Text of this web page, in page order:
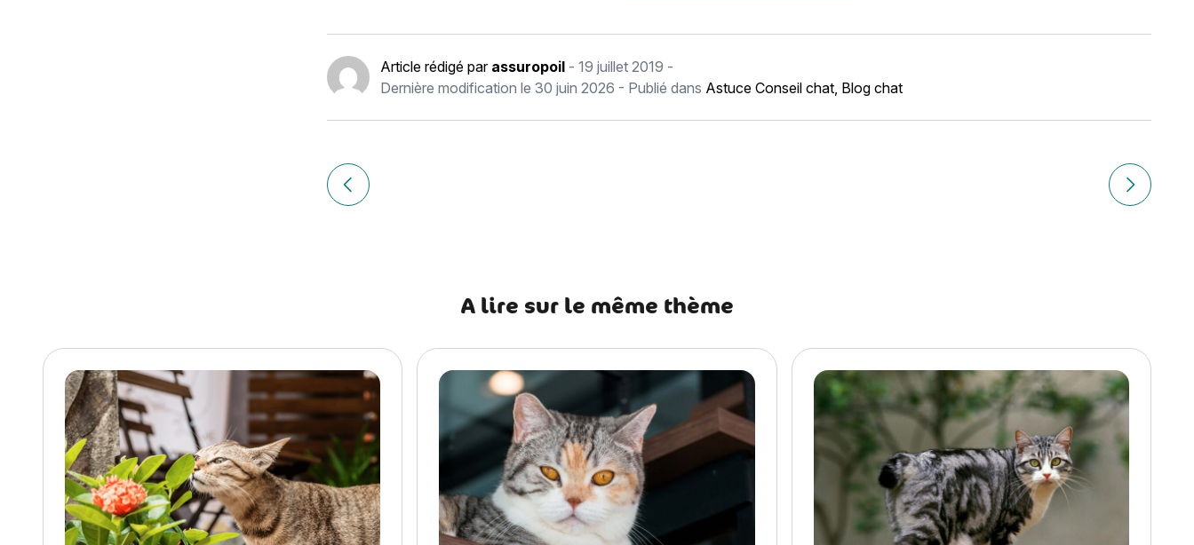
Article rédigé par assuropoil - 19 juillet 2019 -
Dernière modification le 30 juin 2026 - Publié dans Astuce Conseil chat, Blog chat
Navigation
de
Article précédent Acné féline : Symptômes et traitement de l’acné du chat Article
A lire sur le même thème